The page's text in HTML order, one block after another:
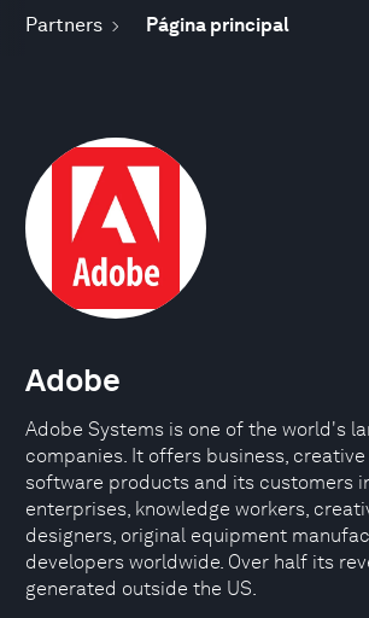
Partners Página principal
Adobe
Adobe Systems is one of the world's
companies. It offers business,
software products and its customers
enterprises, knowledge workers,
designers, original equipment
developers worldwide. Over half its
generated outside the US.